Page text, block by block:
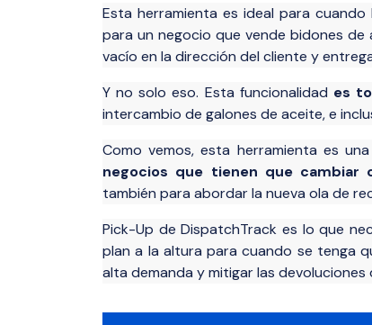
Esta herramienta es ideal para
para un negocio que vende bidones de
vacío en la dirección del cliente y
Y no solo eso. Esta funcionalidad es
intercambio de galones de aceite, e
Como vemos, esta herramienta es
negocios que tienen que
también para abordar la nueva ola de
Pick-Up de DispatchTrack es lo que
plan a la altura para cuando se tenga
alta demanda y mitigar las